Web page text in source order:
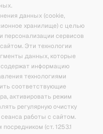
данных (cookie,
хранилище) с целью
персонализации сервисов
Эти технологии
данных, которые
информацию
технологиями
соответствующие
активировать режим
регулярную очистку
работы с сайтом.
(ст. 1253.1